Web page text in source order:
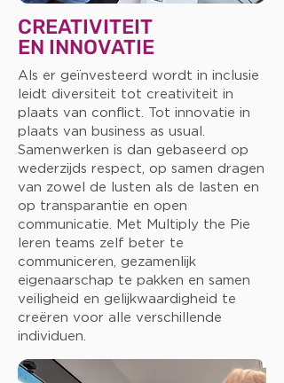
CREATIVITEIT
EN INNOVATIE
Als er geïnvesteerd wordt in inclusie
leidt diversiteit tot creativiteit in
plaats van conflict. Tot innovatie in
plaats van business as usual.
Samenwerken is dan gebaseerd op
wederzijds respect, op samen dragen
van zowel de lusten als de lasten en
op transparantie en open
communicatie. Met Multiply the Pie
leren teams zelf beter te
communiceren, gezamenlijk
eigenaarschap te pakken en samen
veiligheid en gelijkwaardigheid te
creëren voor alle verschillende
individuen.